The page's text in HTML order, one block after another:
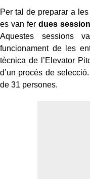
Per tal de preparar a
es van ferdues
Aquestes sessions
funcionament de les
tècnica de l’Elevator
d’un procés de
de 31 persones.